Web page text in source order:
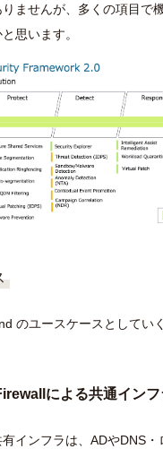
ませんが、多くの項目で
思います。
のユースケースとしてい
による共通インフ
インフラは、ADやDNS・